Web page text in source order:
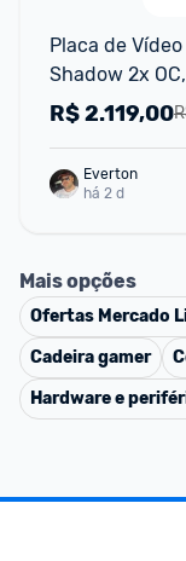
Placa de
Shadow 2x
R$2.119,00
Everton
há 2 d
Mais opções
Ofertas Mercado
Cadeira gamer
Hardware e